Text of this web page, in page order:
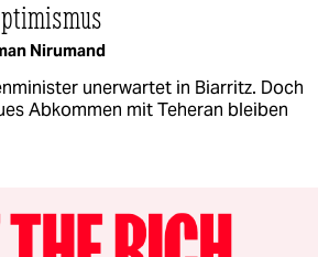
Nirumand
unerwartet in Biarritz. Doch
Abkommen mit Teheran bleiben